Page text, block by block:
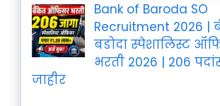
Bank of Baroda SO
Recruitment 2026
बडोदा स्पेशालिस्ट
भरती 2026 | 206
जाहीर